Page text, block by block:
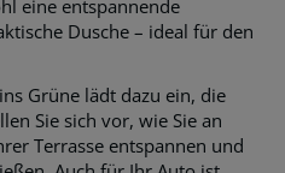
eine entspannende
Dusche – ideal für den
Grüne lädt dazu ein, die
Sie sich vor, wie Sie an
Terrasse entspannen und